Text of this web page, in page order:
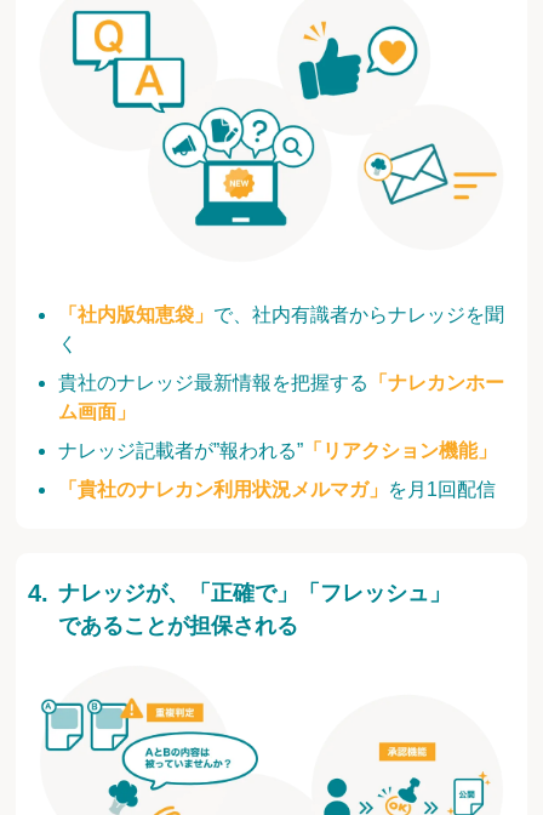
「社内版知恵袋」 で、社内有識者からナレッジを聞
く
貴社のナレッジ最新情報を把握する
「ナレカンホー
ム画面」
ナレッジ記載者が”報われる” 「リアクション機能」
「貴社のナレカン利用状況メルマガ」 を月1回配信
ナレッジが、「正確で」「フレッシュ」
であることが担保される